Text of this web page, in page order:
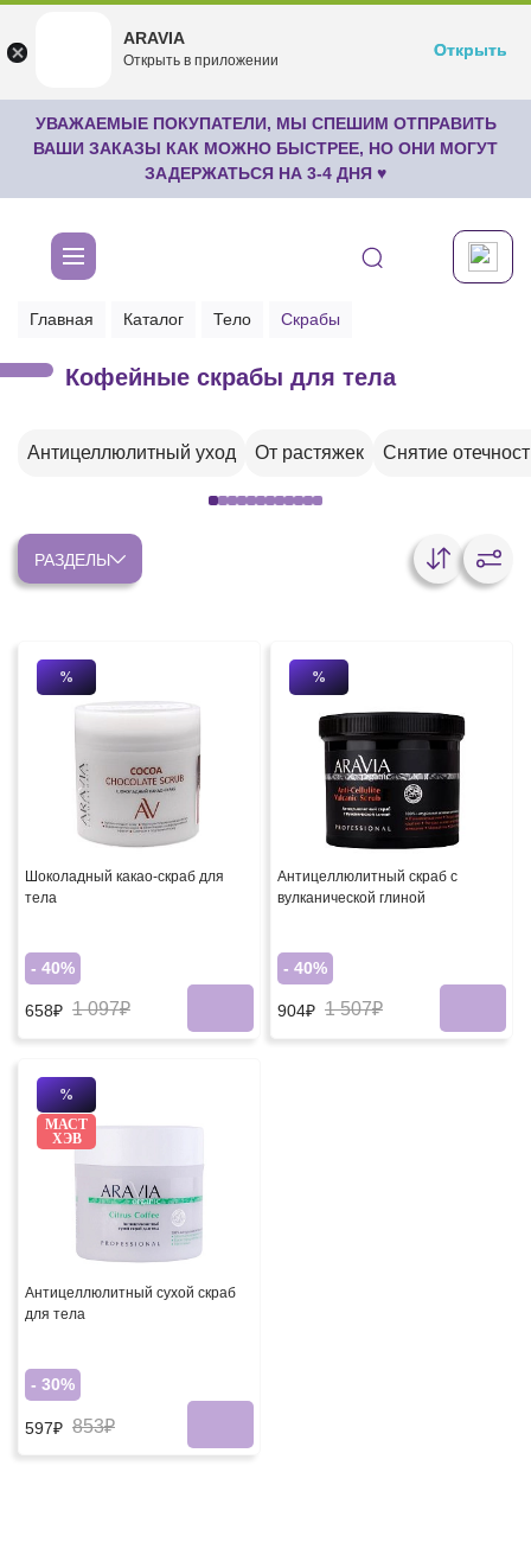
undefined
Бесплатноru.aravia.new
Открыть
УВАЖАЕМЫЕ ПОКУПАТЕЛИ, МЫ СПЕШИМ ОТПРАВИТЬ
ВАШИ ЗАКАЗЫ КАК МОЖНО БЫСТРЕЕ, НО ОНИ МОГУТ
ЗАДЕРЖАТЬСЯ НА 3-4 ДНЯ ♥
Главная Каталог Тело Скрабы
Кофейные скрабы для тела
Антицеллюлитный уход От растяжек Снятие
РАЗДЕЛЫ
%
Шоколадный какао-скраб для
тела
- 40%
658₽ 1 097₽
%
Антицеллюлитный скраб с
вулканической глиной
- 40%
904₽ 1 507₽
%
МАСТ
ХЭВ
Антицеллюлитный сухой скраб
для тела
- 30%
597₽ 853₽
ARAVIA
Открыть в приложении
Открыть